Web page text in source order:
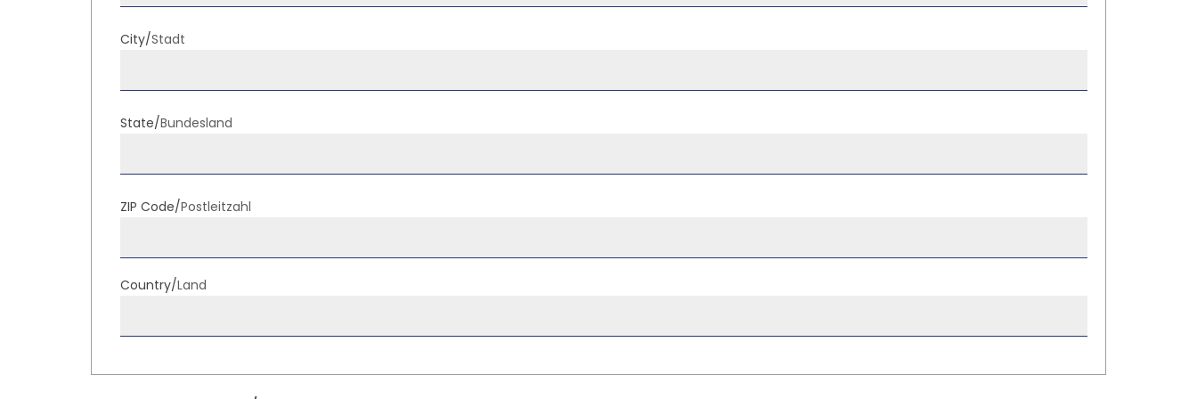
City/Stadt
State/Bundesland
ZIP Code/Postleitzahl
Country/Land